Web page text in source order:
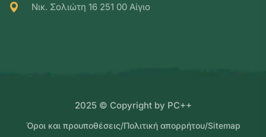
Νικ. Σολιώτη 16 251 00 Αίγιο
2025 © Copyright by PC++
Όροι και προυποθέσεις/Πολιτική απορρήτου/Sitemap